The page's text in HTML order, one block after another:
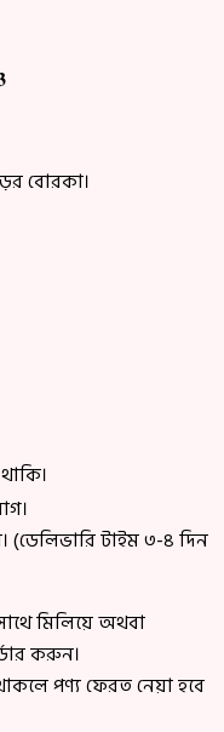
বোরকা।
(ডেলিভারি টাইম ৩-৪ দিন
মিলিয়ে অথবা
করুন।
পণ্য ফেরত নেয়া হবে